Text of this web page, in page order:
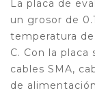
La placa de
un grosor de
temperatura
C. Con la
cables SMA,
de